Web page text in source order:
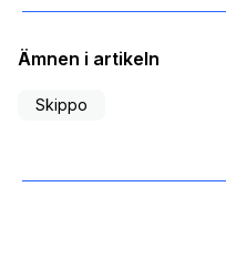
Ämnen i artikeln
Skippo